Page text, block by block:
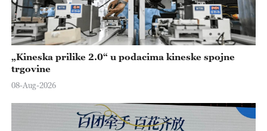
„Kineska prilike 2.0“ u podacima kineske spojne
trgovine
08-Aug-2026